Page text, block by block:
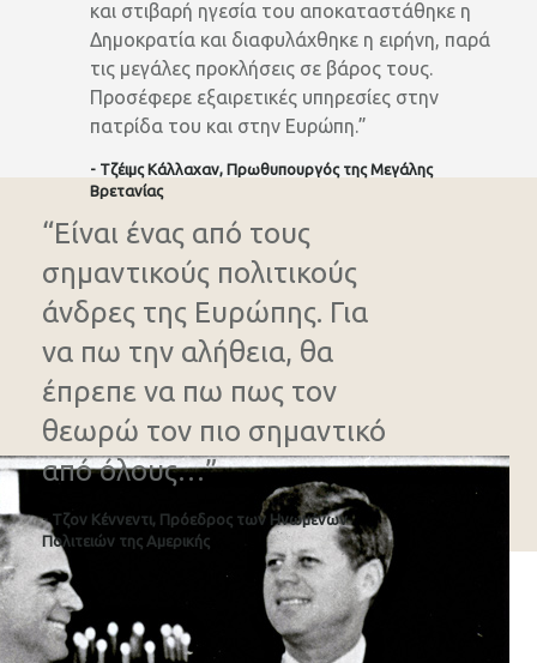
και στιβαρή ηγεσία του αποκαταστάθηκε η
Δημοκρατία και διαφυλάχθηκε η ειρήνη, παρά
τις μεγάλες προκλήσεις σε βάρος τους.
Προσέφερε εξαιρετικές υπηρεσίες στην
πατρίδα του και στην Ευρώπη.”
- Τζέιμς Κάλλαχαν, Πρωθυπουργός της Μεγάλης
Βρετανίας
“Είναι ένας από τους
σημαντικούς πολιτικούς
άνδρες της Ευρώπης. Για
να πω την αλήθεια, θα
έπρεπε να πω πως τον
θεωρώ τον πιο σημαντικό
από όλους…”
- Τζον Κέννεντι, Πρόεδρος των Ηνωμένων
Πολιτειών της Αμερικής